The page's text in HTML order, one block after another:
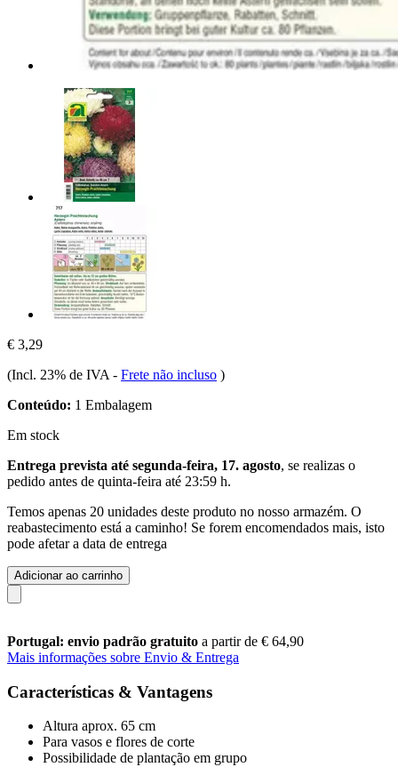
€ 3,29
(Incl. 23% de IVA - Frete não incluso )
Conteúdo: 1 Embalagem
Em stock
Entrega prevista até segunda-feira, 17. agosto, se realizas o
pedido antes de quinta-feira até 23:59 h.
Temos apenas 20 unidades deste produto no nosso armazém. O
reabastecimento está a caminho! Se forem encomendados mais, isto
pode afetar a data de entrega
Adicionar ao carrinho
Portugal: envio padrão gratuito a partir de € 64,90
Mais informações sobre Envio & Entrega
Características & Vantagens
Altura aprox. 65 cm
Para vasos e flores de corte
Possibilidade de plantação em grupo